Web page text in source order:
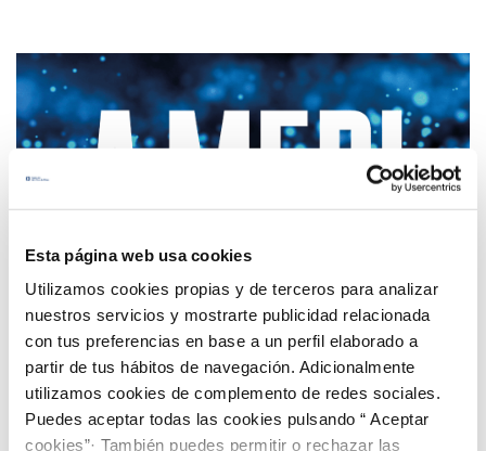
Esta página web usa cookies
Utilizamos cookies propias y de terceros para analizar
nuestros servicios y mostrarte publicidad relacionada
con tus preferencias en base a un perfil elaborado a
partir de tus hábitos de navegación. Adicionalmente
utilizamos cookies de complemento de redes sociales.
Puedes aceptar todas las cookies pulsando “ Aceptar
cookies”· También puedes permitir o rechazar las
Millores per a augmentar la transparència del